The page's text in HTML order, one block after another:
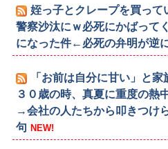
姪っ子とクレープを買って
警察沙汰にｗ必死にかばって
になった件←必死の弁明が逆
「お前は自分に甘い」と
３０歳の時、真夏に重度の熱
→会社の人たちから叩きつけ
句 NEW!